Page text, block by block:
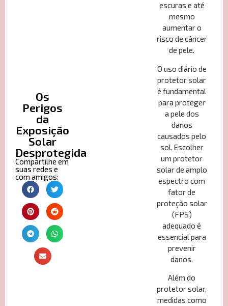
Os
Perigos
da
Exposição
Solar
Desprotegida
Compartilhe em
suas redes e
com amigos:
escuras e até
mesmo
aumentar o
risco de câncer
de pele.
O uso diário de
protetor solar
é fundamental
para proteger
a pele dos
danos
causados pelo
sol. Escolher
um protetor
solar de amplo
espectro com
fator de
proteção solar
(FPS)
adequado é
essencial para
prevenir
danos.
Além do
protetor solar,
medidas como